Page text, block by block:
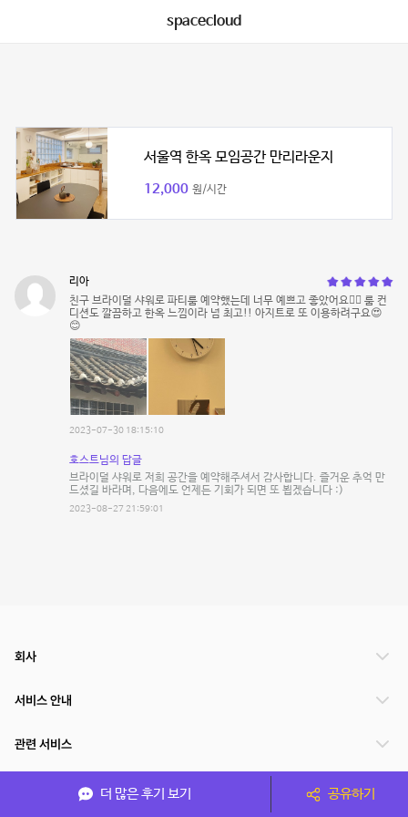
spacecloud
서울역 한옥 모임공간 만리라운지
12,000 원/시간
리아
친구 브라이덜 샤워로 파티룸 예약했는데 너무 예쁘고 좋았어요👍🏻 룸 컨
디션도 깔끔하고 한옥 느낌이라 넘 최고!! 아지트로 또 이용하려구요😍
😊
2023-07-30 18:15:10
호스트님의 답글
브라이덜 샤워로 저희 공간을 예약해주셔서 감사합니다. 즐거운 추억 만
드셨길 바라며, 다음에도 언제든 기회가 되면 또 뵙겠습니다 :)
2023-08-27 21:59:01
더 많은 후기 보기 공유하기
회사
서비스 안내
관련 서비스